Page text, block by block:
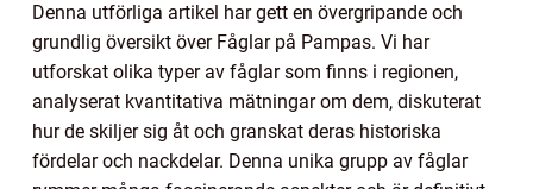
Denna utförliga artikel har gett en övergripande och
grundlig översikt över Fåglar på Pampas. Vi har
utforskat olika typer av fåglar som finns i regionen,
analyserat kvantitativa mätningar om dem, diskuterat
hur de skiljer sig åt och granskat deras historiska
fördelar och nackdelar. Denna unika grupp av fåglar